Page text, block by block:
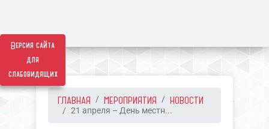
Версия сайта
для
слабовидящих
ГЛАВНАЯ МЕРОПРИЯТИЯ НОВОСТИ
21 апреля – День местн...